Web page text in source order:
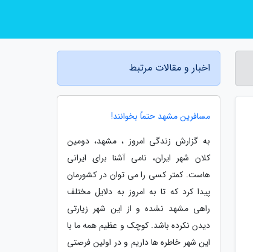
اخبار و مقالات مرتبط
مسافرین مشهد حتماً بخوانند!
به گزارش زندگی امروز ، مشهد، دومین
کلان شهر ایران، نامی آشنا برای ایرانی
هاست. کمتر کسی را می توان در کشورمان
پیدا کرد که تا به امروز به دلایل مختلف
راهی مشهد نشده و از این شهر زیارتی
دیدن نکرده باشد. کوچک و عظیم همه ما با
این شهر خاطره ها داریم و در اولین فرصتی